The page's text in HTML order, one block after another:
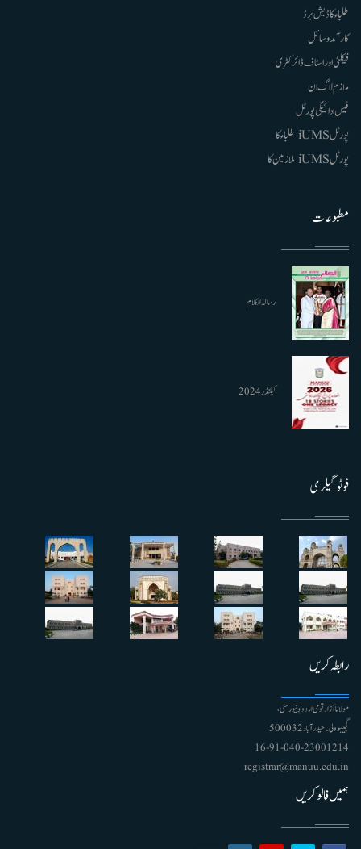
طلباء کا ڈیش برڈ
کارآمد وسائل
فیکلٹی اور اسٹاف ڈائرکٹری
ملازم لاگ ان
فیس ادائیگی پورٹل
پورٹل iUMS طلباء کا
پورٹل iUMS ملازمین کا
مطبوعات
رسالہ الکلام
کیلنڈر 2024
فوٹو گیلری
رابطہ کریں
مولانا آزاد قومی اردو یونیورسٹی ،
گچیبوولی۔ حیدرآباد 500032
91-040-23001214 - 16
registrar@manuu.edu.in
ہمیں فالو کریں